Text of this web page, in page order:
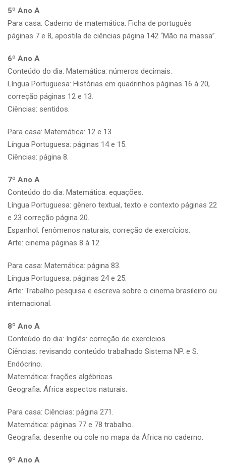
5º Ano A
Para casa: Caderno de matemática. Ficha de português
páginas 7 e 8, apostila de ciências página 142 “Mão na massa”.
6º Ano A
Conteúdo do dia: Matemática: números decimais.
Língua Portuguesa: Histórias em quadrinhos páginas 16 à 20,
correção páginas 12 e 13.
Ciências: sentidos.
Para casa: Matemática: 12 e 13.
Língua Portuguesa: páginas 14 e 15.
Ciências: página 8.
7º Ano A
Conteúdo do dia: Matemática: equações.
Língua Portuguesa: gênero textual, texto e contexto páginas 22
e 23 correção página 20.
Espanhol: fenômenos naturais, correção de exercícios.
Arte: cinema páginas 8 à 12.
Para casa: Matemática: página 83.
Língua Portuguesa: páginas 24 e 25.
Arte: Trabalho pesquisa e escreva sobre o cinema brasileiro ou
internacional.
8º Ano A
Conteúdo do dia: Inglês: correção de exercícios.
Ciências: revisando conteúdo trabalhado Sistema NP. e S.
Endócrino.
Matemática: frações algébricas.
Geografia: África aspectos naturais.
Para casa: Ciências: página 271.
Matemática: páginas 77 e 78 trabalho.
Geografia: desenhe ou cole no mapa da África no caderno.
9º Ano A